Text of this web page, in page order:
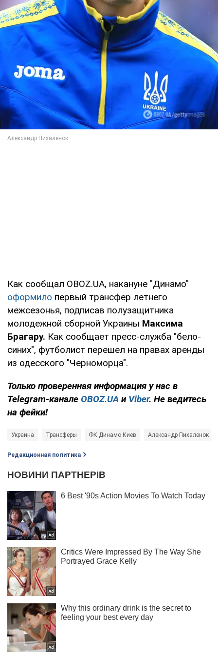
Как сообщал OBOZ.UA, накануне "Динамо"
оформило первый трансфер летнего
межсезонья, подписав полузащитника
молодежной сборной Украины Максима
Брагару. Как сообщает пресс-служба "бело-
синих", футболист перешел на правах аренды
из одесского "Черноморца".
Только проверенная информация у нас в
Telegram-канале OBOZ.UA и Viber. Не ведитесь
на фейки!
Украина Трансферы ФК Динамо Киев Александр Пихаленок
Редакционная политика